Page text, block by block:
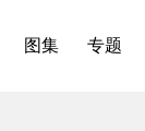
图集 专题